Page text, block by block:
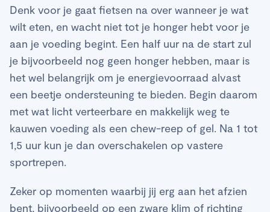
Denk voor je gaat fietsen na over wanneer je wat
wilt eten, en wacht niet tot je honger hebt voor je
aan je voeding begint. Een half uur na de start zul
je bijvoorbeeld nog geen honger hebben, maar is
het wel belangrijk om je energievoorraad alvast
een beetje ondersteuning te bieden. Begin daarom
met wat licht verteerbare en makkelijk weg te
kauwen voeding als een chew-reep of gel. Na 1 tot
1,5 uur kun je dan overschakelen op vastere
sportrepen.
Zeker op momenten waarbij jij erg aan het afzien
bent, bijvoorbeeld op een zware klim of richting